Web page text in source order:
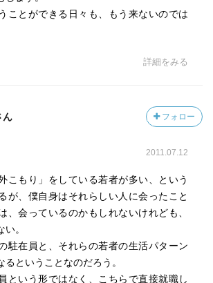
ことができる日々も、もう来ないのでは
詳細をみる
ん フォロー
2011.07.12
こもり」をしている若者が多い、という
が、僕自身はそれらしい人に会ったこと
、会っているのかもしれないけれども、
。
駐在員と、それらの若者の生活パターン
ということなのだろう。
という形ではなく、こちらで直接就職し